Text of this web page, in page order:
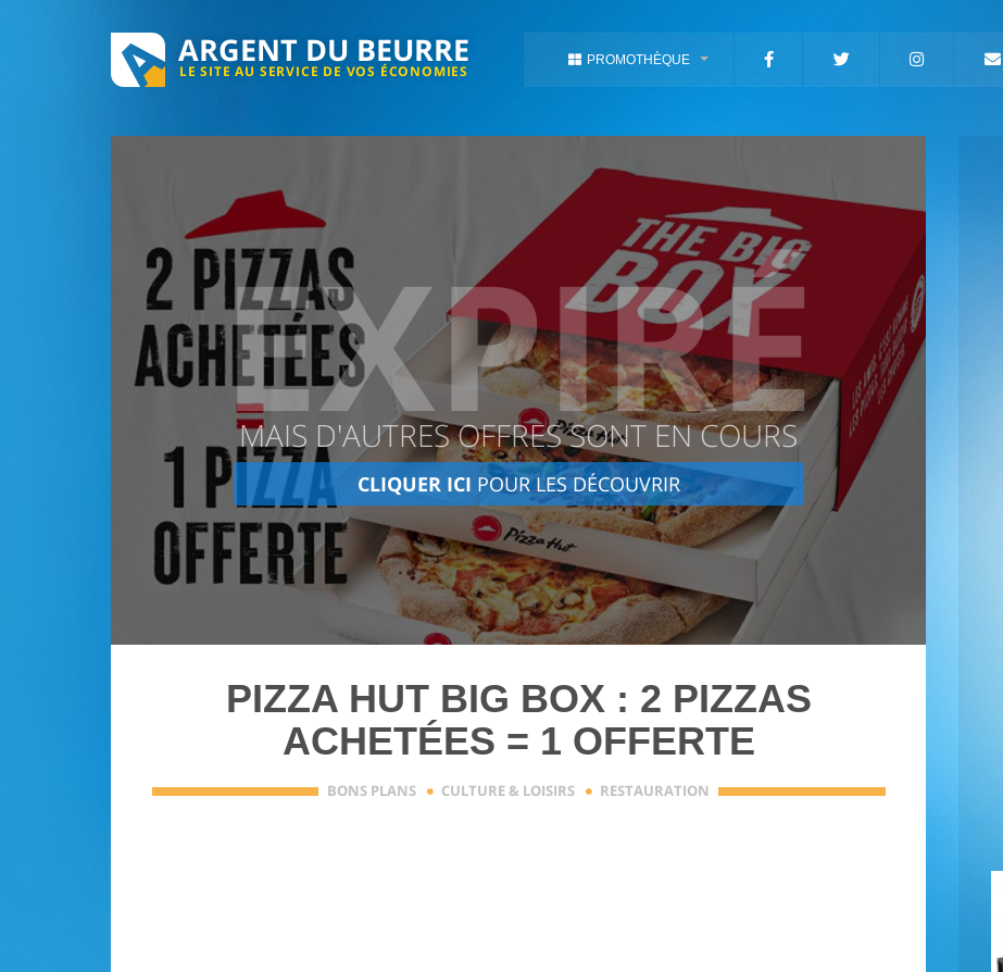
ARGENT DU BEURRE
LE SITE AU SERVICE DE VOS ÉCONOMIES
PROMOTHÈQUE
EXPIRÉ
MAIS D'AUTRES OFFRES SONT EN COURS
CLIQUER ICI POUR LES DÉCOUVRIR
PIZZA HUT BIG BOX : 2 PIZZAS
ACHETÉES = 1 OFFERTE
BONS PLANS · CULTURE & LOISIRS · RESTAURATION